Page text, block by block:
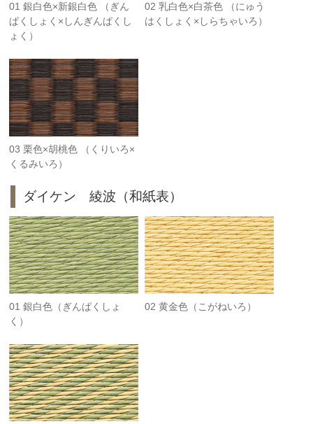
01 銀白色×新銀白色 （ぎん
ぱくしょく×しんぎんぱくし
ょく）
02 乳白色×白茶色 （にゅう
はくしょく×しらちゃいろ）
03 栗色×胡桃色 （くりいろ×
くるみいろ）
ダイケン 綾波（和紙表）
01 銀白色（ぎんぱくしょ
く）
02 黄金色（こがねいろ）